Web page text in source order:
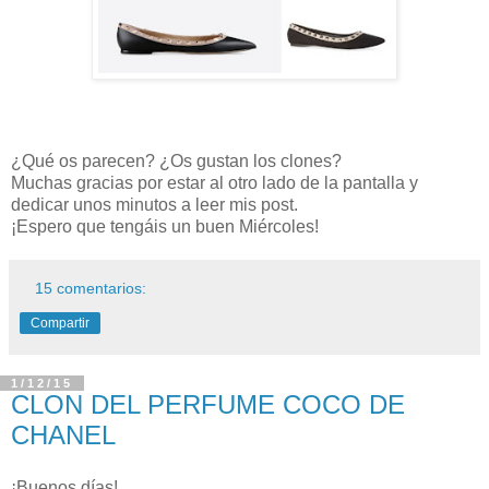
¿Qué os parecen? ¿Os gustan los clones?
Muchas gracias por estar al otro lado de la pantalla y
dedicar unos minutos a leer mis post.
¡Espero que tengáis un buen Miércoles!
15 comentarios:
Compartir
1/12/15
CLON DEL PERFUME COCO DE
CHANEL